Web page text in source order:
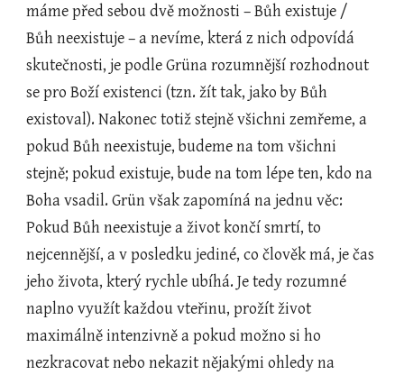
máme před sebou dvě možnosti – Bůh existuje /
Bůh neexistuje – a nevíme, která z nich odpovídá
skutečnosti, je podle Grüna rozumnější rozhodnout
se pro Boží existenci (tzn. žít tak, jako by Bůh
existoval). Nakonec totiž stejně všichni zemřeme, a
pokud Bůh neexistuje, budeme na tom všichni
stejně; pokud existuje, bude na tom lépe ten, kdo na
Boha vsadil. Grün však zapomíná na jednu věc:
Pokud Bůh neexistuje a život končí smrtí, to
nejcennější, a v posledku jediné, co člověk má, je čas
jeho života, který rychle ubíhá. Je tedy rozumné
naplno využít každou vteřinu, prožít život
maximálně intenzivně a pokud možno si ho
nezkracovat nebo nekazit nějakými ohledy na